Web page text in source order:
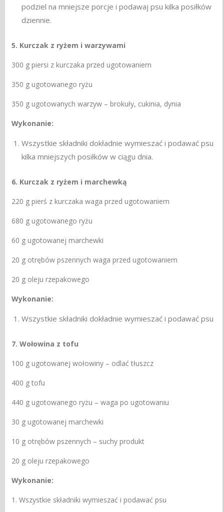
podziel na mniejsze porcje i podawaj psu kilka posiłków
dziennie.
5. Kurczak z ryżem i warzywami
300 g piersi z kurczaka przed ugotowaniem
350 g ugotowanego ryżu
350 g ugotowanych warzyw – brokuły, cukinia, dynia
Wykonanie:
Wszystkie składniki dokładnie wymieszać i podawać psu
kilka mniejszych posiłków w ciągu dnia.
6. Kurczak z ryżem i marchewką
220 g pierś z kurczaka waga przed ugotowaniem
680 g ugotowanego ryżu
60 g ugotowanej marchewki
20 g otrębów pszennych waga przed ugotowaniem
20 g oleju rzepakowego
Wykonanie:
Wszystkie składniki dokładnie wymieszać i podawać psu
7. Wołowina z tofu
100 g ugotowanej wołowiny – odlać tłuszcz
400 g tofu
440 g ugotowanego ryżu – waga po ugotowaniu
30 g ugotowanej marchewki
10 g otrębów pszennych – suchy produkt
20 g oleju rzepakowego
Wykonanie:
1. Wszystkie składniki wymieszać i podawać psu